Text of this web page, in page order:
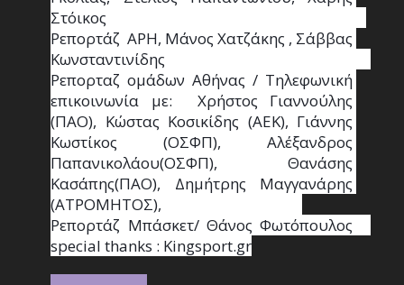
Στόικος
Ρεπορτάζ  ΑΡΗ, Μάνος Χατζάκης , Σάββας
Κωνσταντινίδης
Ρεπορταζ ομάδων Αθήνας / Τηλεφωνική
επικοινωνία με:  Χρήστος Γιαννούλης
(ΠΑΟ), Κώστας Κοσικίδης (ΑΕΚ), Γιάννης
Κωστίκος (ΟΣΦΠ), Αλέξανδρος
Παπανικολάου(ΟΣΦΠ), Θανάσης
Κασάπης(ΠΑΟ), Δημήτρης Μαγγανάρης
(ΑΤΡΟΜΗΤΟΣ),
Ρεπορτάζ Μπάσκετ/ Θάνος Φωτόπουλος
special thanks : Κingsport.gr